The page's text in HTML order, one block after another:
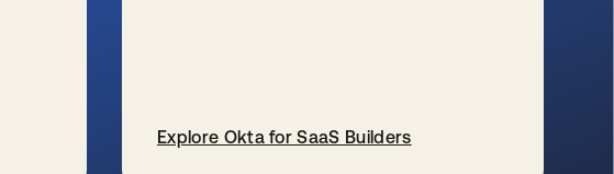
Explore Okta for SaaS Builders